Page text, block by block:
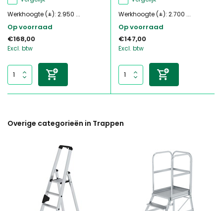
Werkhoogte (±): 2.950 ...
Op voorraad
€168,00
Excl. btw
Werkhoogte (±): 2.700 ...
Op voorraad
€147,00
Excl. btw
Overige categorieën in Trappen